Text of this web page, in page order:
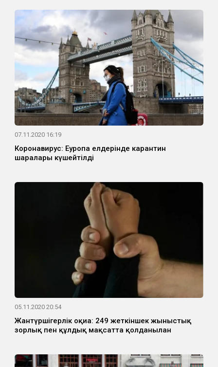
07.11.2020 16:19
Коронавирус: Еуропа елдерінде карантин
шаралары күшейтілді
05.11.2020 20:54
Жантүршігерлік оқиға: 249 жеткіншек жыныстық
зорлық пен құлдық мақсатта қолданылған